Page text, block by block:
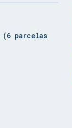
(6 parcelas